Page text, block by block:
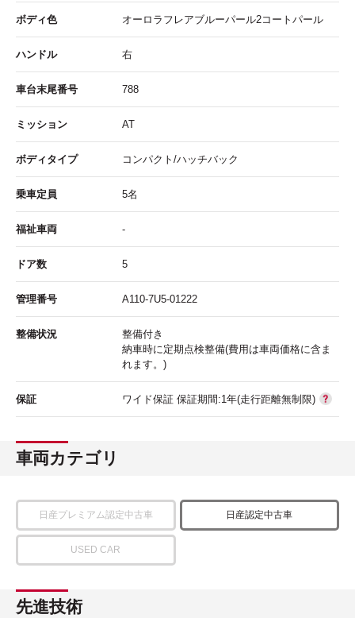
ボディ色 オーロラフレアブルーパール2コートパール
ハンドル 右
車台末尾番号 788
ミッション AT
ボディタイプ コンパクト/ハッチバック
乗車定員 5名
福祉車両 -
ドア数 5
管理番号 A110-7U5-01222
整備状況
整備付き
納車時に定期点検整備(費用は車両価格に含ま
れます。)
保証 ワイド保証 保証期間:1年(走行距離無制限)
車両カテゴリ
日産プレミアム認定中古車 日産認定中古車
USED CAR
先進技術